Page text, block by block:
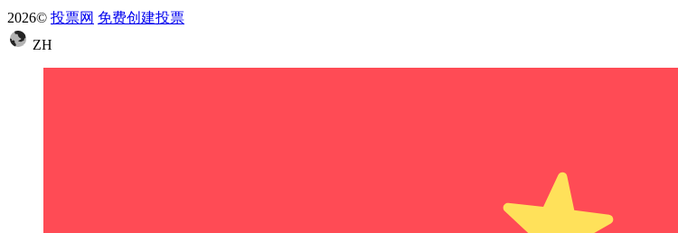
2026© 投票网 免费创建投票
ZH